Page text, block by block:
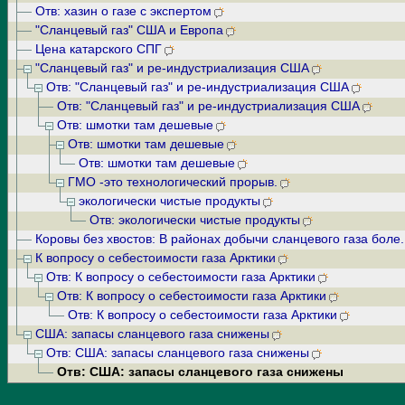
Отв: хазин о газе с экспертом
"Сланцевый газ" США и Европа
Цена катарского СПГ
"Сланцевый газ" и ре-индустриализация США
Отв: "Сланцевый газ" и ре-индустриализация США
Отв: "Сланцевый газ" и ре-индустриализация США
Отв: шмотки там дешевые
Отв: шмотки там дешевые
Отв: шмотки там дешевые
ГМО -это технологический прорыв.
экологически чистые продукты
Отв: экологически чистые продукты
Коровы без хвостов: В районах добычи сланцевого газа
К вопросу о себестоимости газа Арктики
Отв: К вопросу о себестоимости газа Арктики
Отв: К вопросу о себестоимости газа Арктики
Отв: К вопросу о себестоимости газа Арктики
США: запасы сланцевого газа снижены
Отв: США: запасы сланцевого газа снижены
Отв: США: запасы сланцевого газа снижены